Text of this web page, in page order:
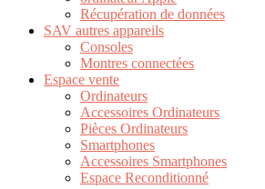
Récupération de données
SAV autres appareils
Consoles
Montres connectées
Espace vente
Ordinateurs
Accessoires Ordinateurs
Pièces Ordinateurs
Smartphones
Accessoires Smartphones
Espace Reconditionné